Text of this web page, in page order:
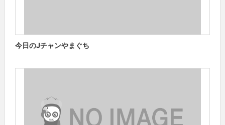
今日のJチャンやまぐち